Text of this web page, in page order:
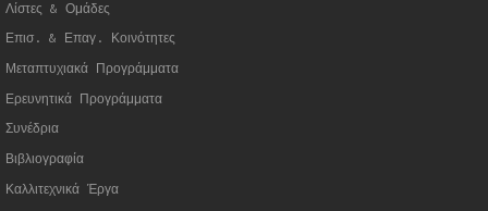
Λίστες & Ομάδες
Επισ. & Επαγ. Κοινότητες
Μεταπτυχιακά Προγράμματα
Ερευνητικά Προγράμματα
Συνέδρια
Βιβλιογραφία
Καλλιτεχνικά Έργα